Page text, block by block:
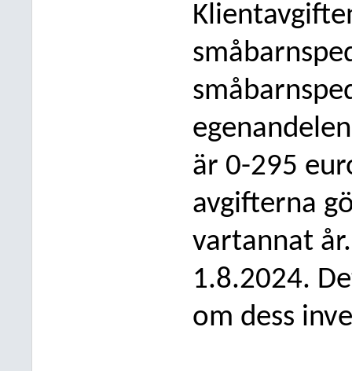
är 0-295
avgifterna
vartannat
1.8.2024.
om dess